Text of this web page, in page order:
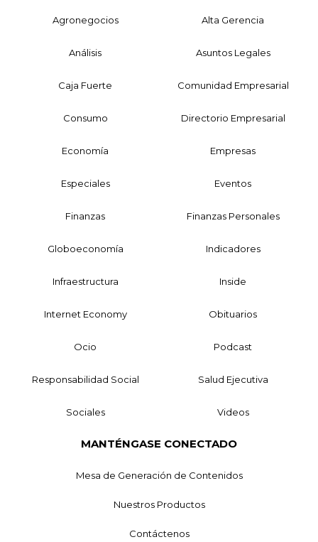
Agronegocios Alta Gerencia
Análisis Asuntos Legales
Caja Fuerte Comunidad Empresarial
Consumo Directorio Empresarial
Economía Empresas
Especiales Eventos
Finanzas Finanzas Personales
Globoeconomía Indicadores
Infraestructura Inside
Internet Economy Obituarios
Ocio Podcast
Responsabilidad Social Salud Ejecutiva
Sociales Videos
MANTÉNGASE CONECTADO
Mesa de Generación de Contenidos
Nuestros Productos
Contáctenos